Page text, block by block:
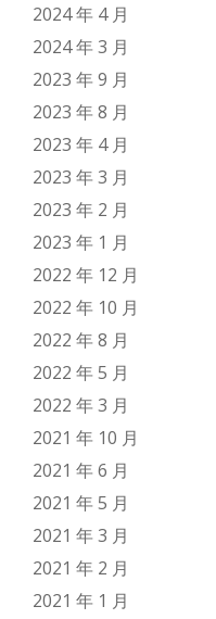
2024 年 4 月
2024 年 3 月
2023 年 9 月
2023 年 8 月
2023 年 4 月
2023 年 3 月
2023 年 2 月
2023 年 1 月
2022 年 12 月
2022 年 10 月
2022 年 8 月
2022 年 5 月
2022 年 3 月
2021 年 10 月
2021 年 6 月
2021 年 5 月
2021 年 3 月
2021 年 2 月
2021 年 1 月